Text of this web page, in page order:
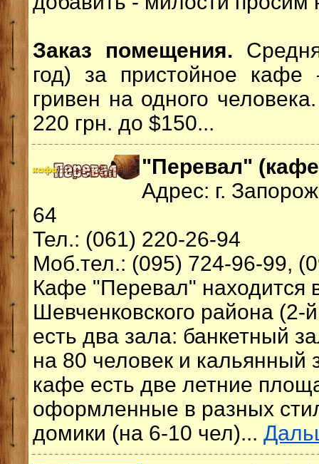
Заказ помещения.
год) за пристойное
гривен на одного
220 грн. до $150...
"Перевал"
Адрес: г.
64
Тел.: (061) 220-26-94
Моб.тел.: (095) 724-96-99,
Кафе "Перевал" находится
Шевченковского района
есть два зала: банкетный
на 80 человек и кальянный
кафе есть две летние
оформленные в разных
домики (на 6-10 чел)...